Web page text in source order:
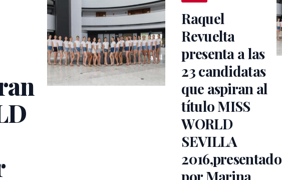
Raquel
Revuelta
presenta a las
23 candidatas
que aspiran al
título MISS
WORLD
SEVILLA
2016,presentado
por Marina